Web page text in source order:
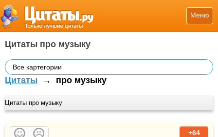
Меню
Цитаты про музыку
Все картегории
Цитаты → про музыку
Цитаты про музыку
+64